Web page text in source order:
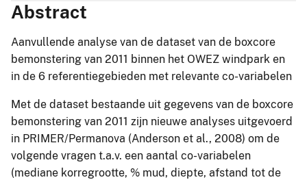
Abstract
Aanvullende analyse van de dataset van de boxcore
bemonstering van 2011 binnen het OWEZ windpark en
in de 6 referentiegebieden met relevante co-variabelen
Met de dataset bestaande uit gegevens van de boxcore
bemonstering van 2011 zijn nieuwe analyses uitgevoerd
in PRIMER/Permanova (Anderson et al., 2008) om de
volgende vragen t.a.v. een aantal co-variabelen
(mediane korregrootte, % mud, diepte, afstand tot de